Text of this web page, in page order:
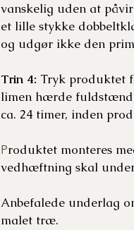
vanskelig uden at
et lille stykke
og udgør ikke den
Trin 4: Tryk produktet
limen hærde
ca. 24 timer, inden
Produktet monteres
vedhæftning skal
Anbefalede underlag
malet træ.